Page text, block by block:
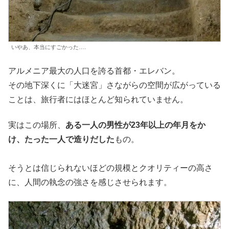
いやあ、本当にすごかった….
アルメニア最大の人口を誇る首都・エレバン。
その地下深くに「大迷宮」さながらの空間が広がっている
ことは、旅行者にはほとんど知られていません。
実はこの場所、 ある一人の男性が23年以上の年月をか
け、たった一人で造りだした もの。
そうとは信じられないほどの規模とクオリティーの高さ
に、人間の執念の強さを感じさせられます。